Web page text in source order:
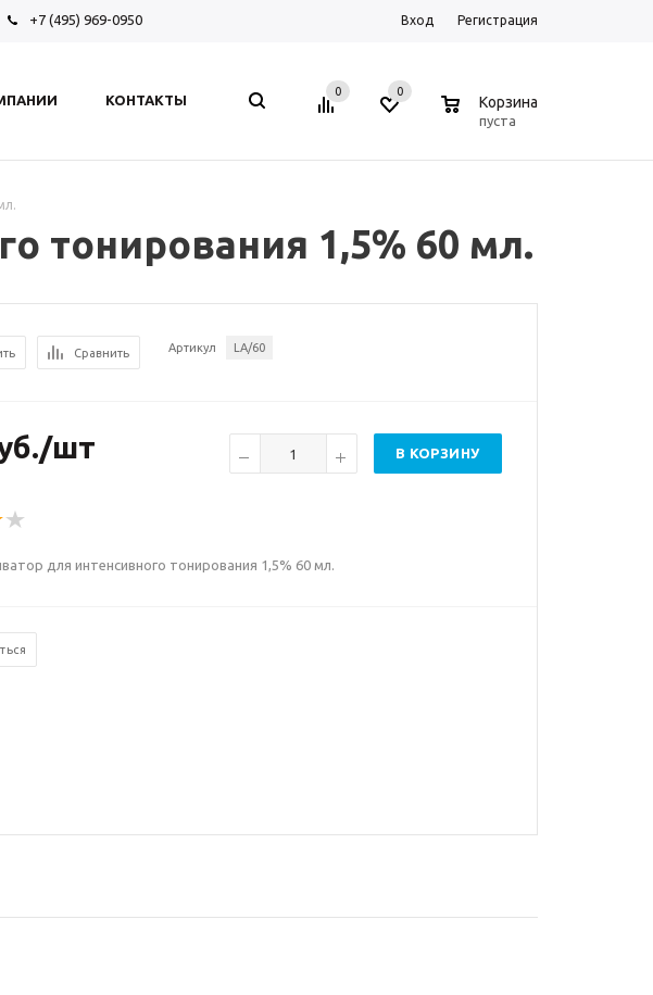
+7 (495) 969-0950 Вход Регистрация
КОНТАКТЫ
0 0
Корзина
пуста
тонирования 1,5% 60 мл.
Сравнить Артикул LA/60
/шт В КОРЗИНУ
для интенсивного тонирования 1,5% 60 мл.